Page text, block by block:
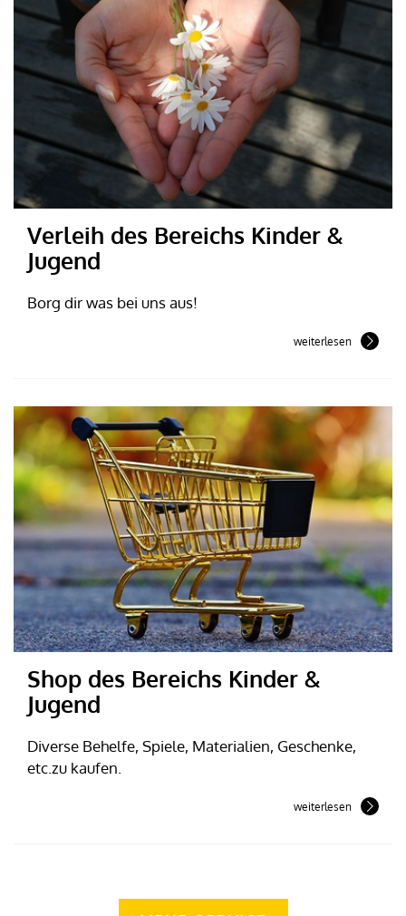
Verleih des Bereichs Kinder &
Jugend
Borg dir was bei uns aus!
weiterlesen
Shop des Bereichs Kinder &
Jugend
Diverse Behelfe, Spiele, Materialien, Geschenke,
etc.zu kaufen.
weiterlesen